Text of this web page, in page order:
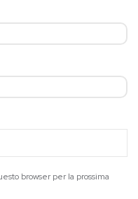
browser per la prossima